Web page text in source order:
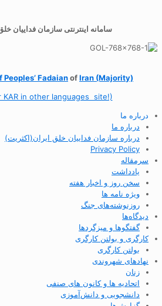
سامانه اینترنتی سازمان فداییان
Peoples’ FadaianofIran (Majority)
KAR in other languages site!)
درباره ما
درباره ما
درباره سازمان فداییان خلق ایران(اکثریت)
Privacy Policy
سرمقاله
یادداشت
سخن روز و اخبار هفته
ویژه نامه ها
روزنوشته‌های جنگ
دیدگاه‌ها
گفتگوها و میزگردها
کارگری و بولتن کارگری
بولتن کارگری
نهادهای شهروندی
زنان
اتحادیه ها و کانون های صنفی
دانشجویی و دانش‌آموزی